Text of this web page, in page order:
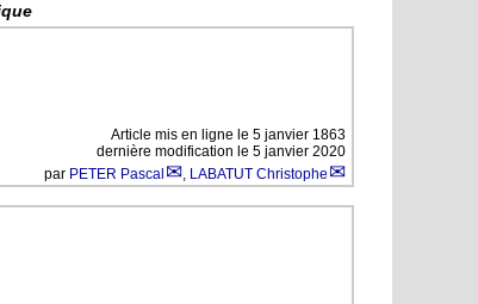
Article mis en ligne le 5 janvier 1863
dernière modification le 5 janvier 2020
par PETER Pascal , LABATUT Christophe